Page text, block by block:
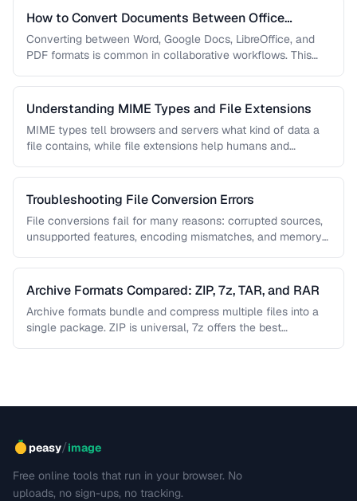
How to Convert Documents Between Office
Formats
Converting between Word, Google Docs, LibreOffice, and
PDF formats is common in collaborative workflows. This
Understanding MIME Types and File Extensions
MIME types tell browsers and servers what kind of data a
file contains, while file extensions help humans and
Troubleshooting File Conversion Errors
File conversions fail for many reasons: corrupted sources,
unsupported features, encoding mismatches, and memory
Archive Formats Compared: ZIP, 7z, TAR, and RAR
Archive formats bundle and compress multiple files into a
single package. ZIP is universal, 7z offers the best
peasy/image
Free online tools that run in your browser. No
uploads, no sign-ups, no tracking.